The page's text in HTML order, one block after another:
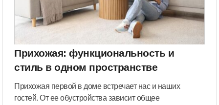
Прихожая: функциональность и
стиль в одном пространстве
Прихожая первой в доме встречает нас и наших
гостей. От ее обустройства зависит общее